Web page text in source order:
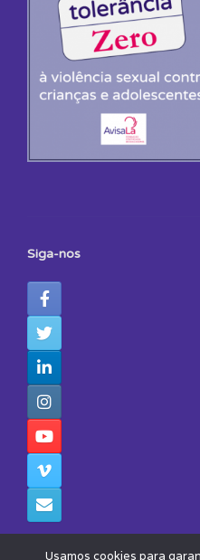
Siga-nos
Usamos cookies para